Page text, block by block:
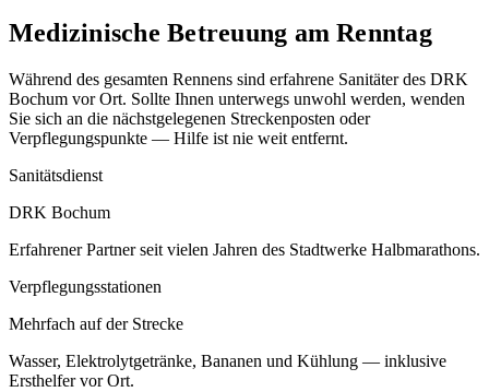
Medizinische Betreuung am Renntag
Während des gesamten Rennens sind erfahrene Sanitäter des DRK
Bochum vor Ort. Sollte Ihnen unterwegs unwohl werden, wenden
Sie sich an die nächstgelegenen Streckenposten oder
Verpflegungspunkte — Hilfe ist nie weit entfernt.
Sanitätsdienst
DRK Bochum
Erfahrener Partner seit vielen Jahren des Stadtwerke Halbmarathons.
Verpflegungsstationen
Mehrfach auf der Strecke
Wasser, Elektrolytgetränke, Bananen und Kühlung — inklusive
Ersthelfer vor Ort.